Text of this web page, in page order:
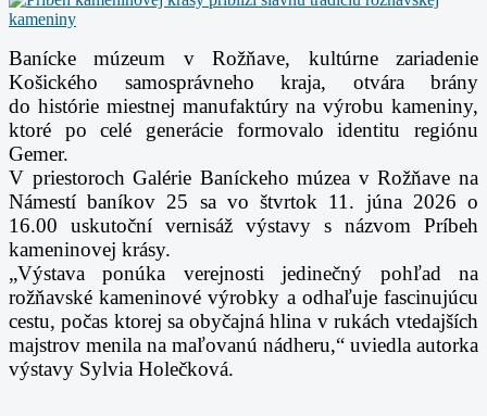
Banícke múzeum v Rožňave, kultúrne zariadenie
Košického samosprávneho kraja, otvára brány
do histórie miestnej manufaktúry na výrobu kameniny,
ktoré po celé generácie formovalo identitu regiónu
Gemer.
V priestoroch Galérie Baníckeho múzea v Rožňave na
Námestí baníkov 25 sa vo štvrtok 11. júna 2026 o
16.00 uskutoční vernisáž výstavy s názvom Príbeh
kameninovej krásy.
„Výstava ponúka verejnosti jedinečný pohľad na
rožňavské kameninové výrobky a odhaľuje fascinujúcu
cestu, počas ktorej sa obyčajná hlina v rukách vtedajších
majstrov menila na maľovanú nádheru,“ uviedla autorka
výstavy Sylvia Holečková.